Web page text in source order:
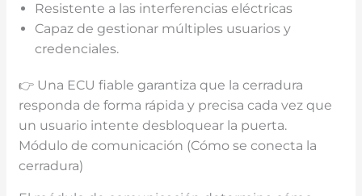
Resistente a las interferencias eléctricas
Capaz de gestionar múltiples usuarios y
credenciales.
👉 Una ECU fiable garantiza que la cerradura
responda de forma rápida y precisa cada vez que
un usuario intente desbloquear la puerta.
Módulo de comunicación (Cómo se conecta la
cerradura)